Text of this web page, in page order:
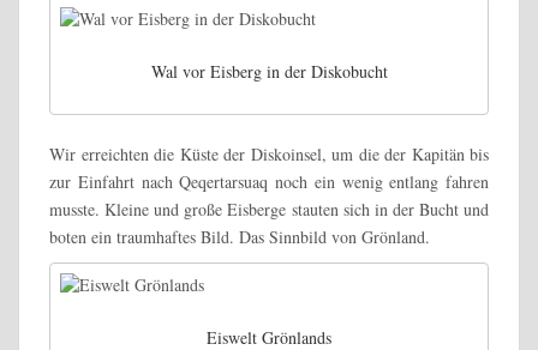
Wal vor Eisberg in der Diskobucht
Wir erreichten die Küste der Diskoinsel, um die der Kapitän bis
zur Einfahrt nach Qeqertarsuaq noch ein wenig entlang fahren
musste. Kleine und große Eisberge stauten sich in der Bucht und
boten ein traumhaftes Bild. Das Sinnbild von Grönland.
Eiswelt Grönlands